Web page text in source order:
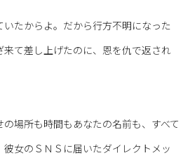
たからよ。だから行方不明になった
て差し上げたのに、恩を仇で返され
場所も時間もあなたの名前も、すべて
女のＳＮＳに届いたダイレクトメッ